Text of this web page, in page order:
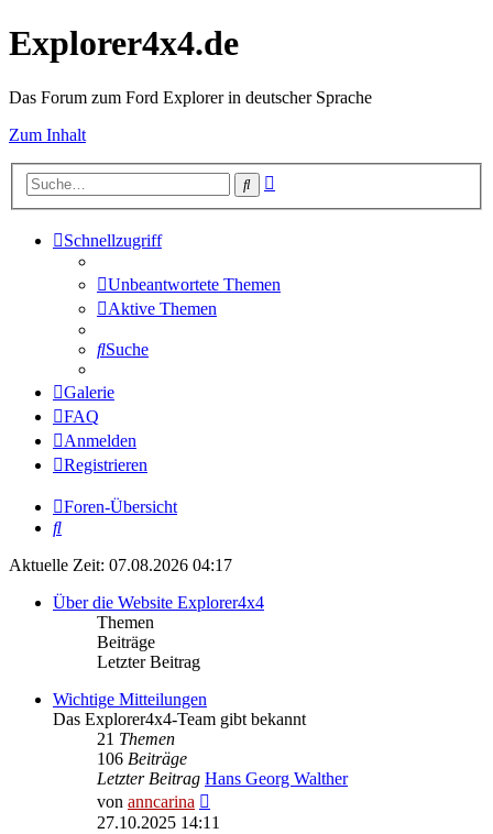
Explorer4x4.de
Das Forum zum Ford Explorer in deutscher Sprache
Zum Inhalt
Suche
Schnellzugriff
Unbeantwortete Themen
Aktive Themen
Suche
Galerie
FAQ
Anmelden
Registrieren
Foren-Übersicht
Suche
Aktuelle Zeit: 07.08.2026 04:17
Über die Website Explorer4x4
Themen
Beiträge
Letzter Beitrag
Wichtige Mitteilungen
Das Explorer4x4-Team gibt bekannt
21 Themen
106 Beiträge
Letzter Beitrag Hans Georg Walther
von anncarina
Beitrag
27.10.2025 14:11